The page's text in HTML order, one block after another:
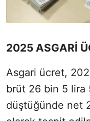
2025 ASGARİ
Asgari ücret,
brüt 26 bin 5 lira
düştüğünde net